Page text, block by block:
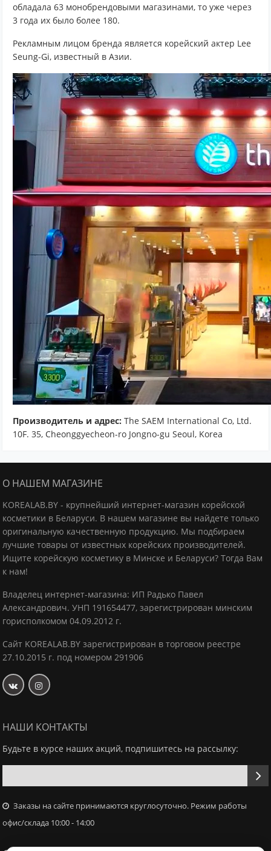
обладала 63 монобрендовыми магазинами, то уже через
3 года их было более 180.
Рекламным лицом бренда является корейский актер Lee
Seung-Gi, известный в Азии.
Производитель и адрес: The SAEM International Co, Ltd.
10F. 35, Cheonggyecheon-ro Jongno-gu Seoul, Korea
О НАШЕМ МАГАЗИНЕ
KOREALAB.BY - крупнейший интернет-магазин корейской
косметики в Беларуси. В нашем магазине вы найдете только
оригинальную качественную продукцию. Мы подбираем
лучшие товары от известных корейских производителей.
Ищите корейскую косметику в Минске и Беларуси? Тогда Вам
к нам!
Владелец интернет-магазина: ИП Радько Павел
Александрович. УНП 191654477, зарегистрирован минским
горисполкомом 04.09.2012 г.
Сайт KOREALAB.BY зарегистрирован в торговом реестре
27.10.2015 г. под номером 291906
НАШИ КОНТАКТЫ
Будьте в курсе наших акций, подпишитесь на рассылку:
Заказы на сайте принимаются круглосуточно. Режим работы
офис/склада 10:00 - 14:00